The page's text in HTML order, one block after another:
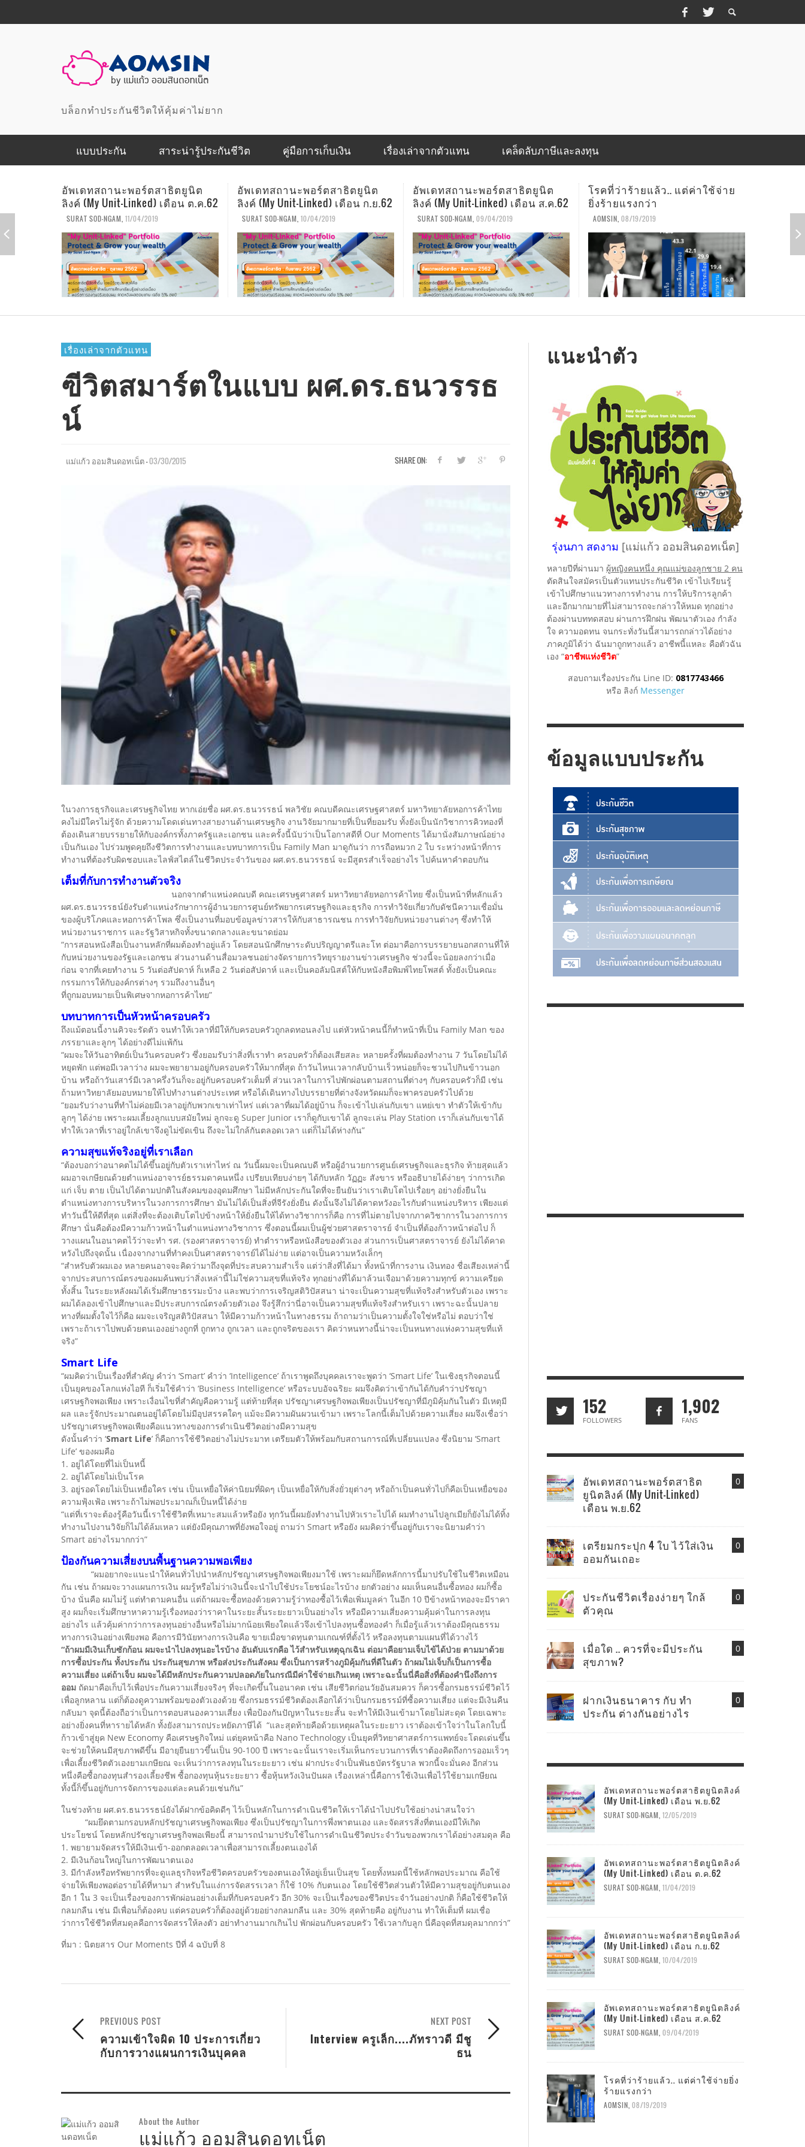
บล็อกทำประกันชีวิตให้คุ้มค่าไม่ยาก
แบบประกัน
แบบประกันเพื่อการออมและลดหย่อนภาษี
แบบประกันอุบัติเหตุ
แบบประกันบำนาญและลดหย่อนภาษี
อัพเดทสถานะพอร์ตสาธิตยูนิต
ลิงค์ (MY UNIT-LINKED) เดือน
ส.ค.62
SURAT SOD-NGAM,09/04/2019
ประกันมะเร็งหายห่วง คุ้มครอง
ค่ารักษามะเร็งทุกระยะ
สแกนหุ้นที่ลงทุนสูงสุด 5 อันดับ
แรก กองทุนรวม UNIT-LINKED
มาย สไตล์ อลิอันซ์ อยุธยา
SURAT SOD-NGAM,03/18/2018
สาระน่ารู้ประกันชีวิต
กว่า
อะไรบ้าง
แหล่งความทรงจำอันล้ำค่า ที่ควรค่าแก่การ
คู่มือการเก็บเงิน
สไตล์คุณ
หนี้
รวย!
เรื่องเล่าจากตัวแทน
คุณเชื่อถือได้
คุณไม่เคยรู้มาก่อน
แต่เก็บเงินแสนนี่สิ มันนานนะ”
เคล็ดลับภาษีและลงทุน
LINKED) เดือน พ.ย.62
LINKED) เดือน ต.ค.62
LINKED) เดือน ก.ย.62
อัพเดทสถานะพอร์ตสาธิตยูนิต
ลิงค์ (My Unit-Linked) เดือน ก.ย.62
SURAT SOD-NGAM 10/04/2019
อัพเดทสถานะพอร์ตสาธิตยูนิต
ลิงค์ (My Unit-Linked) เดือน ส.ค.62
SURAT SOD-NGAM 09/04/2019
โรคที่ว่าร้ายแล้ว.. แต่ค่าใช้จ่าย
ยิ่งร้ายแรงกว่า
AOMSIN,08/19/2019
อัพเดทสถานะพอร์ตสาธิตยูนิต
ลิงค์ (My Unit-Linked) เดือน ก.ค.62
SURAT SOD-NGAM, 08/07/2019
เรื่องเล่าจากตัวแทน
ฃีวิตสมาร์ตในแบบ ผศ.ดร.ธนวรรธ
น์
SHARE ON:
แม่แก้ว ออมสินดอทเน็ต—03/30/2015
ในวงการธุรกิจและเศรษฐกิจไทย หากเอ่ยชื่อ ผศ.ดร.ธนวรรธน์ พลวิชัย คณบดีคณะเศรษฐศาสตร์ มหาวิทยาลัยหอการค้าไทย
คงไม่มีใครไม่รู้จัก ด้วยความโดดเด่นทางสายงานด้านเศรษฐกิจ งานวิจัยมากมายที่เป็นที่ยอมรับ ทั้งยังเป็นนักวิชาการคิวทองที่
ต้องเดินสายบรรยายให้กับองค์กรทั้งภาครัฐและเอกชน และครั้งนี้นับว่าเป็นโอกาสดีที่ Our Moments ได้มานั่งสัมภาษณ์อย่าง
เป็นกันเอง ไปร่วมพูดคุยถึงชีวิตการทำงานและบทบาทการเป็น Family Man มาดูกันว่า การถือหมวก 2 ใบ ระหว่างหน้าที่การ
ทำงานที่ต้องรับผิดชอบและไลฟ์สไตล์ในชีวิตประจำวันของ ผศ.ดร.ธนวรรธน์ จะมีสูตรสำเร็จอย่างไร ไปค้นหาคำตอบกัน
เต็มที่กับการทำงานตัวจริง
นอกจากตำแหน่งคณบดี คณะเศรษฐศาสตร์ มหาวิทยาลัยหอการค้าไทย ซึ่งเป็นหน้าที่หลักแล้ว
ผศ.ดร.ธนวรรธน์ยังรับตำแหน่งรักษาการผู้อำนวยการศูนย์ทรัพยากรเศรษฐกิจและธุรกิจ การทำวิจัยเกี่ยวกับดัชนีความเชื่อมั่น
ของผู้บริโภคและหอการค้าโพล ซึ่งเป็นงานที่มอบข้อมูลข่าวสารให้กับสาธารณชน การทำวิจัยกับหน่วยงานต่างๆ ซึ่งทำให้
หน่วยงานราชการ และรัฐวิสาหกิจทั้งขนาดกลางและขนาดย่อม
“การสอนหนังสือเป็นงานหลักที่ผมต้องทำอยู่แล้ว โดยสอนนักศึกษาระดับปริญญาตรีและโท ต่อมาคือการบรรยายนอกสถานที่ให้
กับหน่วยงานของรัฐและเอกชน ส่วนงานด้านสื่อมวลชนอย่างจัดรายการวิทยุรายงานข่าวเศรษฐกิจ ช่วงนี้จะน้อยลงกว่าเมื่อ
ก่อน จากที่เคยทำงาน 5 วันต่อสัปดาห์ ก็เหลือ 2 วันต่อสัปดาห์ และเป็นคอลัมนิสต์ให้กับหนังสือพิมพ์ไทยโพสต์ ทั้งยังเป็นคณะ
กรรมการให้กับองค์กรต่างๆ รวมถึงงานอื่นๆ
ที่ถูกมอบหมายเป็นพิเศษจากหอการค้าไทย”
บทบาทการเป็นหัวหน้าครอบครัว
ถึงแม้ตอนนี้งานคิวจะรัดตัว จนทำให้เวลาที่มีให้กับครอบครัวถูกลดทอนลงไป แต่หัวหน้าคนนี้ก็ทำหน้าที่เป็น Family Man ของ
ภรรยาและลูกๆ ได้อย่างดีไม่แพ้กัน
“ผมจะให้วันอาทิตย์เป็นวันครอบครัว ซึ่งยอมรับว่าสิ่งที่เราทำ ครอบครัวก็ต้องเสียสละ หลายครั้งที่ผมต้องทำงาน 7 วันโดยไม่ได้
หยุดพัก แต่พอมีเวลาว่าง ผมจะพยายามอยู่กับครอบครัวให้มากที่สุด ถ้าวันไหนเวลากลับบ้านเร็วหน่อยก็จะชวนไปกินข้าวนอก
บ้าน หรือถ้าวันเสาร์มีเวลาครึ่งวันก็จะอยู่กับครอบครัวเต็มที่ ส่วนเวลาในการไปพักผ่อนตามสถานที่ต่างๆ กับครอบครัวก็มี เช่น
ถ้ามหาวิทยาลัยมอบหมายให้ไปทำงานต่างประเทศ หรือได้เดินทางไปบรรยายที่ต่างจังหวัดผมก็จะพาครอบครัวไปด้วย
“ยอมรับว่างานที่ทำไม่ค่อยมีเวลาอยู่กับพวกเขาเท่าไหร่ แต่เวลาที่ผมได้อยู่บ้าน ก็จะเข้าไปเล่นกับเขา แหย่เขา ทำตัวให้เข้ากับ
ลูกๆ ได้ง่าย เพราะผมเลี้ยงลูกแบบสมัยใหม่ ลูกจะดู Super Junior เราก็ดูกับเขาได้ ลูกจะเล่น Play Station เราก็เล่นกับเขาได้
ทำให้เวลาที่เราอยู่ใกล้เขาจึงดูไม่ขัดเขิน ถึงจะไม่ใกล้กันตลอดเวลา แต่ก็ไม่ได้ห่างกัน”
ความสุขแท้จริงอยู่ที่เราเลือก
“ต้องบอกว่าอนาคตไม่ได้ขึ้นอยู่กับตัวเราเท่าไหร่ ณ วันนี้ผมจะเป็นคณบดี หรือผู้อำนวยการศูนย์เศรษฐกิจและธุรกิจ ท้ายสุดแล้ว
ผมอาจเกษียณด้วยตำแหน่งอาจารย์ธรรมดาคนหนึ่ง เปรียบเทียบง่ายๆ ได้กับหลัก วัฏฏะ สังขาร หรืออธิบายได้ง่ายๆ ว่าการเกิด
แก่ เจ็บ ตาย เป็นไปได้ตามปกติในสังคมของอุดมศึกษา ไม่มีหลักประกันใดที่จะยืนยันว่าเราเติบโตไปเรื่อยๆ อย่างยั่งยืนใน
ตำแหน่งทางการบริหารในวงการการศึกษา มันไม่ได้เป็นสิ่งที่จีรังยั่งยืน ดังนั้นจึงไม่ได้คาดหวังอะไรกับตำแหน่งบริหาร เพียงแต่
ทำวันนี้ให้ดีที่สุด แต่สิ่งที่จะต้องเติบโตไปข้างหน้าให้ยั่งยืนให้ได้ทางวิชาการก็คือ การที่ไม่ตายไปจากภาควิชาการในวงการการ
ศึกษา นั่นคือต้องมีความก้าวหน้าในตำแหน่งทางวิชาการ ซึ่งตอนนี้ผมเป็นผู้ช่วยศาสตราจารย์ จำเป็นที่ต้องก้าวหน้าต่อไป ก็
วางแผนในอนาคตไว้ว่าจะทำ รศ. (รองศาสตราจารย์) ทำตำราหรือหนังสือของตัวเอง ส่วนการเป็นศาสตราจารย์ ยังไม่ได้คาด
หวังไปถึงจุดนั้น เนื่องจากงานที่ทำคงเป็นศาสตราจารย์ได้ไม่ง่าย แต่อาจเป็นความหวังเล็กๆ
“สำหรับตัวผมเอง หลายคนอาจจะคิดว่ามาถึงจุดที่ประสบความสำเร็จ แต่ว่าสิ่งที่ได้มา ทั้งหน้าที่การงาน เงินทอง ชื่อเสียงเหล่านี้
จากประสบการณ์ตรงของผมค้นพบว่าสิ่งเหล่านี้ไม่ใช่ความสุขที่แท้จริง ทุกอย่างที่ได้มาล้วนเจือมาด้วยความทุกข์ ความเครียด
ทั้งสิ้น ในระยะหลังผมได้เริ่มศึกษาธรรมะบ้าง และพบว่าการเจริญสติวิปัสสนา น่าจะเป็นความสุขที่แท้จริงสำหรับตัวเอง เพราะ
ผมได้ลองเข้าไปศึกษาและมีประสบการณ์ตรงด้วยตัวเอง จึงรู้สึกว่านี่อาจเป็นความสุขที่แท้จริงสำหรับเรา เพราะฉะนั้นปลาย
ทางที่ผมตั้งใจไว้ก็คือ ผมจะเจริญสติวิปัสสนา ให้มีความก้าวหน้าในทางธรรม ถ้าถามว่าเป็นความตั้งใจใช่หรือไม่ ตอบว่าใช่
เพราะถ้าเราไปพบด้วยตนเองอย่างถูกที่ ถูกทาง ถูกเวลา และถูกจริตของเรา คิดว่าหนทางนี้น่าจะเป็นหนทางแห่งความสุขที่แท้
จริง”
Smart Life
“ผมคิดว่าเป็นเรื่องที่สำคัญ คำว่า ‘Smart’ คำว่า ‘Intelligence’ ถ้าเราพูดถึงบุคคลเราจะพูดว่า ‘Smart Life’ ในเชิงธุรกิจตอนนี้
เป็นยุคของโลกแห่งไอที ก็เริ่มใช้คำว่า ‘Business Intelligence’ หรือระบบอัจฉริยะ ผมจึงคิดว่าเข้ากันได้กับคำว่าปรัชญา
เศรษฐกิจพอเพียง เพราะเงื่อนไขที่สำคัญคือความรู้ แต่ท้ายที่สุด ปรัชญาเศรษฐกิจพอเพียงเป็นปรัชญาที่มีภูมิคุ้มกันในตัว มีเหตุมี
ผล และรู้จักประมาณตนอยู่ได้โดยไม่มีอุปสรรคใดๆ แม้จะมีความผันผวนเข้ามา เพราะโลกนี้เต็มไปด้วยความเสี่ยง ผมจึงเชื่อว่า
ปรัชญาเศรษฐกิจพอเพียงคือแนวทางของการดำเนินชีวิตอย่างมีความสุข
ดังนั้นคำว่า ‘Smart Life’ ก็คือการใช้ชีวิตอย่างไม่ประมาท เตรียมตัวให้พร้อมกับสถานการณ์ที่เปลี่ยนแปลง ซึ่งนิยาม ‘Smart
Life’ ของผมคือ
1. อยู่ได้โดยที่ไม่เป็นหนี้
2. อยู่ได้โดยไม่เป็นโรค
3. อยู่รอดโดยไม่เป็นเหยื่อใคร เช่น เป็นเหยื่อให้ค่านิยมที่ผิดๆ เป็นเหยื่อให้กับสิ่งยั่วยุต่างๆ หรือถ้าเป็นคนทั่วไปก็คือเป็นเหยื่อของ
ความฟุ้งเฟ้อ เพราะถ้าไม่พอประมาณก็เป็นหนี้ได้ง่าย
“แต่ที่เราจะต้องรู้คือวันนี้เราใช้ชีวิตที่เหมาะสมแล้วหรือยัง ทุกวันนี้ผมยังทำงานไปหัวเราะไปได้ ผมทำงานไปลูกเมียก็ยังไม่ได้ทิ้ง
ทำงานไปงานวิจัยก็ไม่ได้ล้มเหลว แต่ยังมีคุณภาพที่ยังพอใจอยู่ ถามว่า Smart หรือยัง ผมคิดว่าขึ้นอยู่กับเราจะนิยามคำว่า
Smart อย่างไรมากกว่า”
ป้องกันความเสี่ยงบนพื้นฐานความพอเพียง
“ผมอยากจะแนะนำให้คนทั่วไปนำหลักปรัชญาเศรษฐกิจพอเพียงมาใช้ เพราะผมก็ยึดหลักการนี้มาปรับใช้ในชีวิตเหมือน
กัน เช่น ถ้าผมจะวางแผนการเงิน ผมรู้หรือไม่ว่าเงินนี้จะนำไปใช้ประโยชน์อะไรบ้าง ยกตัวอย่าง ผมเห็นคนอื่นซื้อทอง ผมก็ซื้อ
บ้าง นั่นคือ ผมไม่รู้ แต่ทำตามคนอื่น แต่ถ้าผมจะซื้อทองด้วยความรู้ว่าทองซื้อไว้เพื่อเพิ่มมูลค่า ในอีก 10 ปีข้างหน้าทองจะมีราคา
สูง ผมก็จะเริ่มศึกษาหาความรู้เรื่องทองว่าราคาในระยะสั้นระยะยาวเป็นอย่างไร หรือมีความเสี่ยงความคุ้มค่าในการลงทุน
อย่างไร แล้วคุ้มค่ากว่าการลงทุนอย่างอื่นหรือไม่มากน้อยเพียงใดแล้วจึงเข้าไปลงทุนซื้อทองคำ ก็เมื่อรู้แล้วเราต้องมีคุณธรรม
ทางการเงินอย่างเพียงพอ คือการมีวินัยทางการเงินคือ ขายเมื่อขาดทุนตามเกณฑ์ที่ตั้งไว้ หรือลงทุนตามแผนที่ได้วางไว้
“ถ้าผมมีเงินเก็บซักก้อน ผมจะนำไปลงทุนอะไรบ้าง อันดับแรกคือ ไว้สำหรับเหตุฉุกเฉิน ต่อมาคือยามเจ็บไข้ได้ป่วย ตามมาด้วย
การซื้อประกัน ทั้งประกัน ประกันสุขภาพ หรือส่งประกันสังคม ซึ่งเป็นการสร้างภูมิคุ้มกันที่ดีในตัว ถ้าผมไม่เจ็บก็เป็นการซื้อ
ความเสี่ยง แต่ถ้าเจ็บ ผมจะได้มีหลักประกันความปลอดภัยในกรณีมีค่าใช้จ่ายเกินเหตุ เพราะฉะนั้นนี่คือสิ่งที่ต้องคำนึงถึงการ
ออม ถัดมาคือเก็บไว้เพื่อประกันความเสี่ยงจริงๆ ที่จะเกิดขึ้นในอนาคต เช่น เสียชีวิตก่อนวัยอันสมควร ก็ควรซื้อกรมธรรม์ชีวิตไว้
เพื่อลูกหลาน แต่ก็ต้องดูความพร้อมของตัวเองด้วย ซึ่งกรมธรรม์ชีวิตต้องเลือกได้ว่าเป็นกรมธรรม์ที่ซื้อความเสี่ยง แต่จะมีเงินคืน
กลับมา จุดนี้ต้องถือว่าเป็นการตอบสนองความเสี่ยง เพื่อป้องกันปัญหาในระยะสั้น จะทำให้มีเงินเข้ามาโดยไม่สะดุด โดยเฉพาะ
อย่างยิ่งคนที่หารายได้หลัก ทั้งยังสามารถประหยัดภาษีได้ “และสุดท้ายคือด้วยเหตุผลในระยะยาว เราต้องเข้าใจว่าในโลกใบนี้
ก้าวเข้าสู่ยุค New Economy คือเศรษฐกิจใหม่ แต่ยุคหน้าคือ Nano Technology เป็นยุคที่วิทยาศาสตร์การแพทย์จะโดดเด่นขึ้น
จะช่วยให้คนมีสุขภาพดีขึ้น มีอายุยืนยาวขึ้นเป็น 90-100 ปี เพราะฉะนั้นเราจะเริ่มเห็นกระบวนการที่เราต้องคิดถึงการออมเร็วๆ
เพื่อเลี้ยงชีวิตตัวเองยามเกษียณ จะเห็นว่าการลงทุนในระยะยาว เช่น ฝากประจำเป็นพันธบัตรรัฐบาล พวกนี้จะมั่นคง อีกส่วน
หนึ่งคือซื้อกองทุนสำรองเลี้ยงชีพ ซื้อกองทุนหุ้นระยะยาว ซื้อหุ้นหวังเงินปันผล เรื่องเหล่านี้คือการใช้เงินเพื่อไว้ใช้ยามเกษียณ
ทั้งนี้ก็ขึ้นอยู่กับการจัดการของแต่ละคนด้วยเช่นกัน”
ในช่วงท้าย ผศ.ดร.ธนวรรธน์ยังได้ฝากข้อคิดดีๆ ไว้เป็นหลักในการดำเนินชีวิตให้เราได้นำไปปรับใช้อย่างน่าสนใจว่า
“ผมยึดตามกรอบหลักปรัชญาเศรษฐกิจพอเพียง ซึ่งเป็นปรัชญาในการพึ่งพาตนเอง และจัดสรรสิ่งที่ตนเองมีให้เกิด
ประโยชน์ โดยหลักปรัชญาเศรษฐกิจพอเพียงนี้ สามารถนำมาปรับใช้ในการดำเนินชีวิตประจำวันของพวกเราได้อย่างสมดุล คือ
1. พยายามจัดสรรให้มีเงินเข้า-ออกตลอดเวลาเพื่อสามารถเลี้ยงตนเองได้
2. มีเงินก้อนใหญ่ในการพัฒนาตนเอง
3. มีกำลังหรือทรัพยากรที่จะดูแลธุรกิจหรือชีวิตครอบครัวของตนเองให้อยู่เย็นเป็นสุข โดยทั้งหมดนี้ใช้หลักพอประมาณ คือใช้
จ่ายให้เพียงพอต่อรายได้ที่หามา สำหรับในแง่การจัดสรรเวลา ก็ใช้ 10% กับตนเอง โดยใช้ชีวิตส่วนตัวให้มีความสุขอยู่กับตนเอง
อีก 1 ใน 3 จะเป็นเรื่องของการพักผ่อนอย่างเต็มที่กับครอบครัว อีก 30% จะเป็นเรื่องของชีวิตประจำวันอย่างปกติ ก็คือใช้ชีวิตให้
กลมกลืน เช่น มีเพื่อนก็ต้องคบ แต่ครอบครัวก็ต้องอยู่ด้วยอย่างกลมกลืน และ 30% สุดท้ายคือ อยู่กับงาน ทำให้เต็มที่ ผมเชื่อ
ว่าการใช้ชีวิตที่สมดุลคือการจัดสรรให้ลงตัว อย่าทำงานมากเกินไป พักผ่อนกับครอบครัว ใช้เวลากับลูก นี่คือจุดที่สมดุลมากกว่า”
ที่มา : นิตยสาร Our Moments ปีที่ 4 ฉบับที่ 8
NEXT POST
Interview ครูเล็ก....ภัทราวดี มีชู
ธน
PREVIOUS POST
ความเข้าใจผิด 10 ประการเกี่ยว
กับการวางแผนการเงินบุคคล
About the Author
แม่แก้ว ออมสินดอทเน็ต
แนะนำตัว
รุ่งนภา สดงาม [แม่แก้ว ออมสินดอทเน็ต]
หลายปีที่ผ่านมา ผู้หญิงคนหนึ่ง คุณแม่ของลูกชาย 2 คน
ตัดสินใจสมัครเป็นตัวแทนประกันชีวิต เข้าไปเรียนรู้
เข้าไปศึกษาแนวทางการทำงาน การให้บริการลูกค้า
และอีกมากมายที่ไม่สามารถจะกล่าวให้หมด ทุกอย่าง
ต้องผ่านบททดสอบ ผ่านการฝึกฝน พัฒนาตัวเอง กำลัง
ใจ ความอดทน จนกระทั่งวันนี้สามารถกล่าวได้อย่าง
ภาคภูมิได้ว่า ฉันมาถูกทางแล้ว อาชีพนี้แหละ คือตัวฉัน
เอง “อาชีพแห่งชีวิต”
สอบถามเรื่องประกัน Line ID: 0817743466
หรือ ลิงก์ Messenger
ข้อมูลแบบประกัน
152
FOLLOWERS
1,902
FANS
0
อัพเดทสถานะพอร์ตสาธิต
ยูนิตลิงค์ (My Unit-Linked)
เดือน พ.ย.62
0
เตรียมกระปุก 4 ใบ ไว้ใส่เงิน
ออมกันเถอะ
0
ประกันชีวิตเรื่องง่ายๆ ใกล้
ตัวคุณ
0
เมื่อใด .. ควรที่จะมีประกัน
สุขภาพ?
0
ฝากเงินธนาคาร กับ ทำ
ประกัน ต่างกันอย่างไร
อัพเดทสถานะพอร์ตสาธิตยูนิตลิงค์
(My Unit-Linked) เดือน พ.ย.62
SURAT SOD-NGAM 12/05/2019
อัพเดทสถานะพอร์ตสาธิตยูนิตลิงค์
(My Unit-Linked) เดือน ต.ค.62
SURAT SOD-NGAM 11/04/2019
อัพเดทสถานะพอร์ตสาธิตยูนิตลิงค์
(My Unit-Linked) เดือน ก.ย.62
SURAT SOD-NGAM 10/04/2019
อัพเดทสถานะพอร์ตสาธิตยูนิตลิงค์
(My Unit-Linked) เดือน ส.ค.62
SURAT SOD-NGAM 09/04/2019
โรคที่ว่าร้ายแล้ว.. แต่ค่าใช้จ่ายยิ่ง
ร้ายแรงกว่า
AOMSIN 08/19/2019